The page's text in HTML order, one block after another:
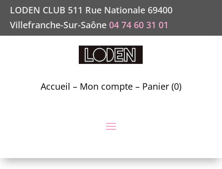
LODEN CLUB 511 Rue Nationale 69400
Villefranche-Sur-Saône 04 74 60 31 01
Accueil – Mon compte– Panier (0)